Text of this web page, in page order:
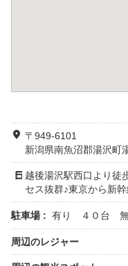
〒949-6101
新潟県南魚沼郡湯沢町
越後湯沢駅西口より徒
セス抜群♪東京から新
駐車場 : 有り ４０台
周辺のレジャー